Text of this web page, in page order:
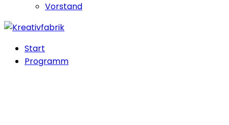
Vorstand
Start
Programm